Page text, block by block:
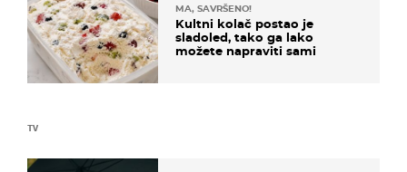
TV
MA, SAVRŠENO!
Kultni kolač postao je
sladoled, tako ga lako
možete napraviti sami